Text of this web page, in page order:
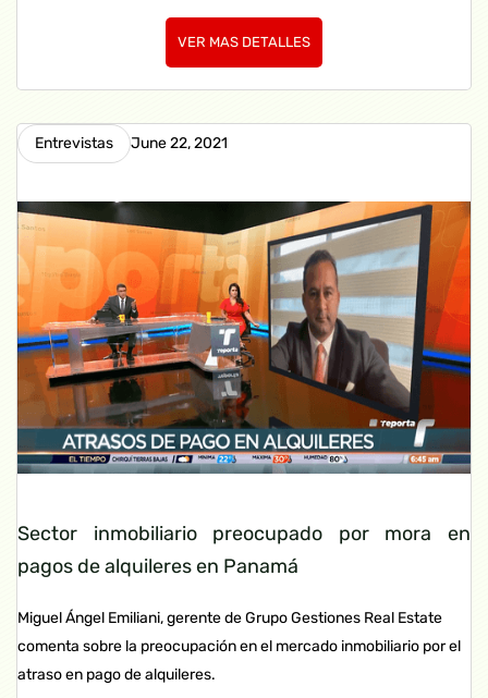
VER MAS DETALLES
Entrevistas June 22, 2021
Sector inmobiliario preocupado por mora en
pagos de alquileres en Panamá
Miguel Ángel Emiliani, gerente de Grupo Gestiones Real Estate
comenta sobre la preocupación en el mercado inmobiliario por el
atraso en pago de alquileres.